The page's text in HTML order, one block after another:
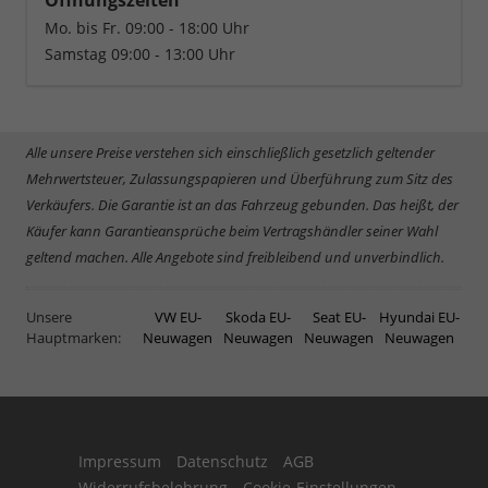
Mo. bis Fr. 09:00 - 18:00 Uhr
Samstag 09:00 - 13:00 Uhr
Alle unsere Preise verstehen sich einschließlich gesetzlich geltender
Mehrwertsteuer, Zulassungspapieren und Überführung zum Sitz des
Verkäufers. Die Garantie ist an das Fahrzeug gebunden. Das heißt, der
Käufer kann Garantieansprüche beim Vertragshändler seiner Wahl
geltend machen. Alle Angebote sind freibleibend und unverbindlich.
Unsere
Hauptmarken:
VW EU-
Neuwagen
Skoda EU-
Neuwagen
Seat EU-
Neuwagen
Hyundai EU-
Neuwagen
Impressum Datenschutz
AGB